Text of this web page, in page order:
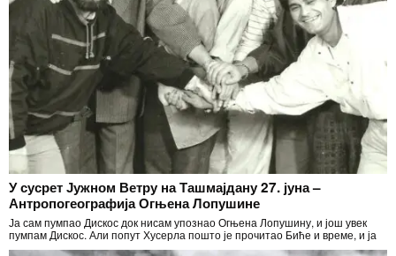
У сусрет Јужном Ветру на Ташмајдану 27. јуна –
Антропогеографија Огњена Лопушине
Ја сам пумпао Дискос док нисам упознао Огњена Лопушину, и још увек
пумпам Дискос. Али попут Хусерла пошто је прочитао Биће и време, и ја